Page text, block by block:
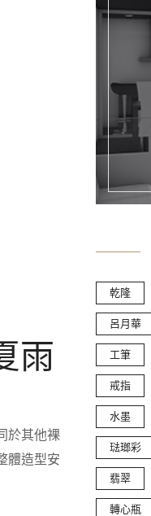
雨
於其他裸
體造型安
乾隆
呂月華
工筆
戒指
水墨
琺瑯彩
翡翠
轉心瓶